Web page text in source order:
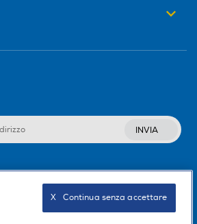
INVIA
X   Continua senza accettare